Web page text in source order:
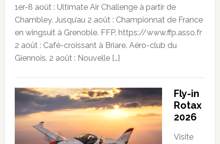
1er-8 août : Ultimate Air Challenge à partir de
Chambley. Jusqu’au 2 août : Championnat de France
en wingsuit à Grenoble. FFP. https://www.ffp.asso.fr
2 août : Café-croissant à Briare. Aéro-club du
Giennois. 2 août : Nouvelle […]
Fly-in
Rotax
2026
Visite